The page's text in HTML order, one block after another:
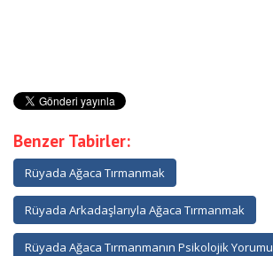
Benzer Tabirler:
Rüyada Ağaca Tırmanmak
Rüyada Arkadaşlarıyla Ağaca Tırmanmak
Rüyada Ağaca Tırmanmanın Psikolojik Yorumu